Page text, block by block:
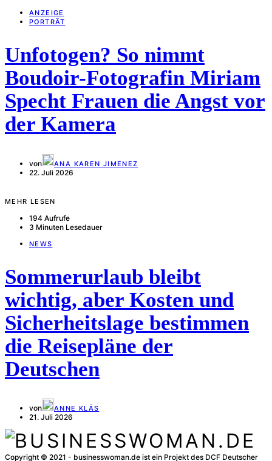
ANZEIGE
PORTRÄT
Unfotogen? So nimmt
Boudoir-Fotografin Miriam
Specht Frauen die Angst vor
der Kamera
von ANA KAREN JIMENEZ
22. Juli 2026
MEHR LESEN
194 Aufrufe
3 Minuten Lesedauer
NEWS
Sommerurlaub bleibt
wichtig, aber Kosten und
Sicherheitslage bestimmen
die Reisepläne der
Deutschen
von ANNE KLÄS
21. Juli 2026
Copyright © 2021 - businesswoman.de ist ein Projekt des DCF Deutscher